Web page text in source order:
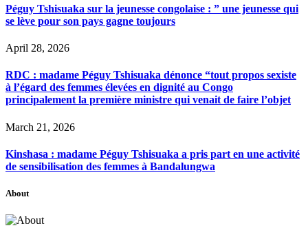
Péguy Tshisuaka sur la jeunesse congolaise : ” une jeunesse qui
se lève pour son pays gagne toujours
April 28, 2026
RDC : madame Péguy Tshisuaka dénonce “tout propos sexiste
à l’égard des femmes élevées en dignité au Congo
principalement la première ministre qui venait de faire l’objet
March 21, 2026
Kinshasa : madame Péguy Tshisuaka a pris part en une activité
de sensibilisation des femmes à Bandalungwa
About